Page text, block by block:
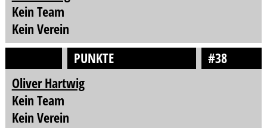
Kein Team
Kein Verein
PUNKTE
#38
Oliver Hartwig
Kein Team
Kein Verein